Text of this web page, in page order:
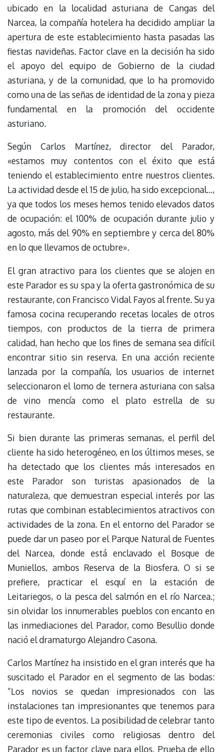
ubicado en la localidad asturiana de Cangas del
Narcea, la compañía hotelera ha decidido ampliar la
apertura de este establecimiento hasta pasadas las
fiestas navideñas. Factor clave en la decisión ha sido
el apoyo del equipo de Gobierno de la ciudad
asturiana, y de la comunidad, que lo ha promovido
como una de las señas de identidad de la zona y pieza
fundamental en la promoción del occidente
asturiano.
Según Carlos Martínez, director del Parador,
«estamos muy contentos con el éxito que está
teniendo el establecimiento entre nuestros clientes.
La actividad desde el 15 de julio, ha sido excepcional…,
ya que todos los meses hemos tenido elevados datos
de ocupación: el 100% de ocupación durante julio y
agosto, más del 90% en septiembre y cerca del 80%
en lo que llevamos de octubre».
El gran atractivo para los clientes que se alojen en
este Parador es su spa y la oferta gastronómica de su
restaurante, con Francisco Vidal Fayos al frente. Su ya
famosa cocina recuperando recetas locales de otros
tiempos, con productos de la tierra de primera
calidad, han hecho que los fines de semana sea difícil
encontrar sitio sin reserva. En una acción reciente
lanzada por la compañía, los usuarios de internet
seleccionaron el lomo de ternera asturiana con salsa
de vino mencía como el plato estrella de su
restaurante.
Si bien durante las primeras semanas, el perfil del
cliente ha sido heterogéneo, en los últimos meses, se
ha detectado que los clientes más interesados en
este Parador son turistas apasionados de la
naturaleza, que demuestran especial interés por las
rutas que combinan establecimientos atractivos con
actividades de la zona. En el entorno del Parador se
puede dar un paseo por el Parque Natural de Fuentes
del Narcea, donde está enclavado el Bosque de
Muniellos, ambos Reserva de la Biosfera. O si se
prefiere, practicar el esquí en la estación de
Leitariegos, o la pesca del salmón en el río Narcea.;
sin olvidar los innumerables pueblos con encanto en
las inmediaciones del Parador, como Besullio donde
nació el dramaturgo Alejandro Casona.
Carlos Martínez ha insistido en el gran interés que ha
suscitado el Parador en el segmento de las bodas:
“Los novios se quedan impresionados con las
instalaciones tan impresionantes que tenemos para
este tipo de eventos. La posibilidad de celebrar tanto
ceremonias civiles como religiosas dentro del
Parador es un factor clave para ellos. Prueba de ello